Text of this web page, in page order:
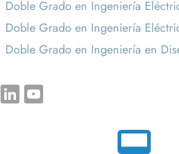
Conserjería
Secretaría
Doble Grado en Ingeniería
Doble Grado en Ingeniería
Doble Grado en Ingeniería en
Instagram
LinkedIn